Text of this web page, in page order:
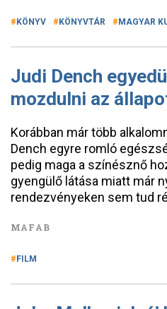
KÖNYV KÖNYVTÁR MAGYAR
Judi Dench
mozdulni az
Korábban már több
Dench egyre romló
pedig maga a színésznő
gyengülő látása miatt már
rendezvényeken sem tud
MAFAB
FILM